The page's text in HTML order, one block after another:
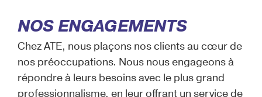
NOS ENGAGEMENTS
Chez ATE, nous plaçons nos clients au cœur de
nos préoccupations. Nous nous engageons à
répondre à leurs besoins avec le plus grand
professionnalisme, en leur offrant un service de